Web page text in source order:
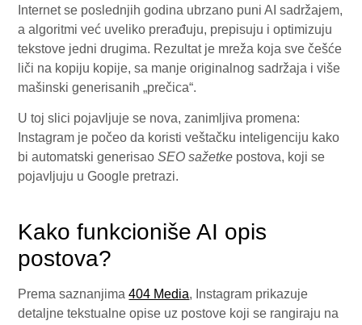
Internet se poslednjih godina ubrzano puni AI sadržajem,
a algoritmi već uveliko prerađuju, prepisuju i optimizuju
tekstove jedni drugima. Rezultat je mreža koja sve češće
liči na kopiju kopije, sa manje originalnog sadržaja i više
mašinski generisanih „prečica“.
U toj slici pojavljuje se nova, zanimljiva promena:
Instagram je počeo da koristi veštačku inteligenciju kako
bi automatski generisaoSEO sažetke postova, koji se
pojavljuju u Google pretrazi.
Kako funkcioniše AI opis
postova?
Prema saznanjima404 Media, Instagram prikazuje
detaljne tekstualne opise uz postove koji se rangiraju na